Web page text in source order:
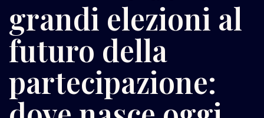
grandi elezioni al
futuro della
partecipazione: